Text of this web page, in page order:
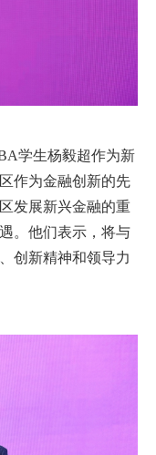
学生杨毅超作为新
作为金融创新的先
发展新兴金融的重
。他们表示，将与
创新精神和领导力